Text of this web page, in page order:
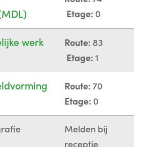
Etage: 0
werk Route: 83
Etage: 1
Route: 70
Etage: 0
Melden bij
receptie